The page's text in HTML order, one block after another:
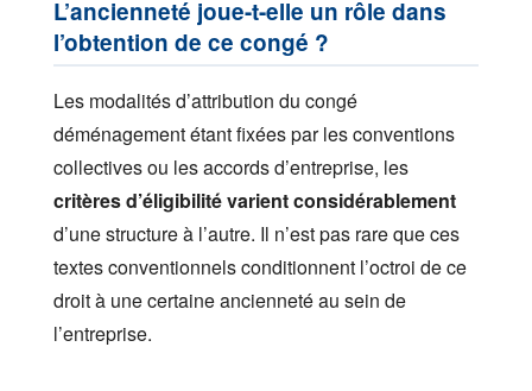
L’ancienneté joue-t-elle un rôle dans
l’obtention de ce congé ?
Les modalités d’attribution du congé
déménagement étant fixées par les conventions
collectives ou les accords d’entreprise, les
critères d’éligibilité varient considérablement
d’une structure à l’autre. Il n’est pas rare que ces
textes conventionnels conditionnent l’octroi de ce
droit à une certaine ancienneté au sein de
l’entreprise.